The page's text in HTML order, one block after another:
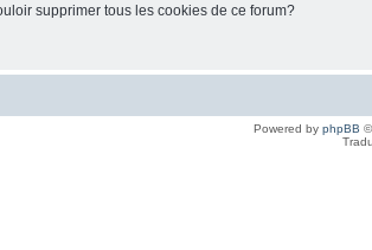
supprimer tous les cookies de ce forum?
Powered by phpBB